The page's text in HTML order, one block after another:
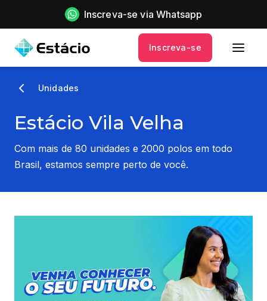
Inscreva-se via Whatsapp
Inscreva-se
Unidades
Estácio Vila Velha
Com mais de 80 unidades e 2000 polos em todo
Brasil, estamos sempre perto de você.